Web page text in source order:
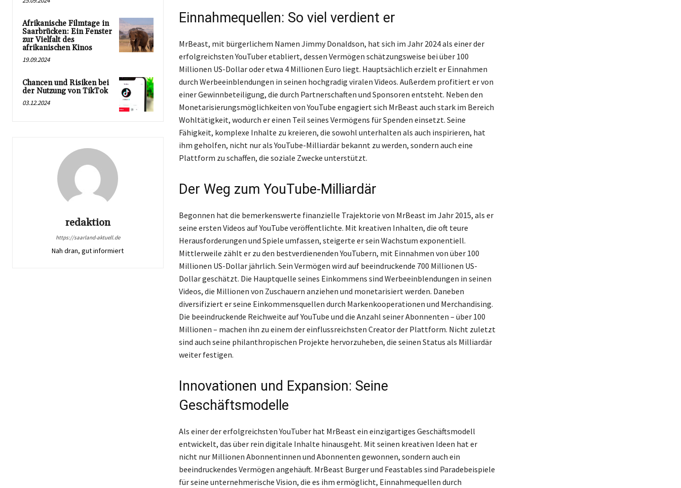
Afrikanische Filmtage in
Saarbrücken: Ein Fenster
zur Vielfalt des
afrikanischen Kinos
19.09.2024
Chancen und Risiken bei
der Nutzung von TikTok
03.12.2024
redaktion
https://saarland-aktuell.de
Nah dran, gut informiert
Einnahmequellen: So viel verdient er
MrBeast, mit bürgerlichem Namen Jimmy Donaldson, hat sich im Jahr 2024 als einer der
erfolgreichsten YouTuber etabliert, dessen Vermögen schätzungsweise bei über 100
Millionen US-Dollar oder etwa 4 Millionen Euro liegt. Hauptsächlich erzielt er Einnahmen
durch Werbeeinblendungen in seinen hochgradig viralen Videos. Außerdem profitiert er von
einer Gewinnbeteiligung, die durch Partnerschaften und Sponsoren entsteht. Neben den
Monetarisierungsmöglichkeiten von YouTube engagiert sich MrBeast auch stark im Bereich
Wohltätigkeit, wodurch er einen Teil seines Vermögens für Spenden einsetzt. Seine
Fähigkeit, komplexe Inhalte zu kreieren, die sowohl unterhalten als auch inspirieren, hat
ihm geholfen, nicht nur als YouTube-Milliardär bekannt zu werden, sondern auch eine
Plattform zu schaffen, die soziale Zwecke unterstützt.
Der Weg zum YouTube-Milliardär
Begonnen hat die bemerkenswerte finanzielle Trajektorie von MrBeast im Jahr 2015, als er
seine ersten Videos auf YouTube veröffentlichte. Mit kreativen Inhalten, die oft teure
Herausforderungen und Spiele umfassen, steigerte er sein Wachstum exponentiell.
Mittlerweile zählt er zu den bestverdienenden YouTubern, mit Einnahmen von über 100
Millionen US-Dollar jährlich. Sein Vermögen wird auf beeindruckende 700 Millionen US-
Dollar geschätzt. Die Hauptquelle seines Einkommens sind Werbeeinblendungen in seinen
Videos, die Millionen von Zuschauern anziehen und monetarisiert werden. Daneben
diversifiziert er seine Einkommensquellen durch Markenkooperationen und Merchandising.
Die beeindruckende Reichweite auf YouTube und die Anzahl seiner Abonnenten – über 100
Millionen – machen ihn zu einem der einflussreichsten Creator der Plattform. Nicht zuletzt
sind auch seine philanthropischen Projekte hervorzuheben, die seinen Status als Milliardär
weiter festigen.
Innovationen und Expansion: Seine
Geschäftsmodelle
Als einer der erfolgreichsten YouTuber hat MrBeast ein einzigartiges Geschäftsmodell
entwickelt, das über rein digitale Inhalte hinausgeht. Mit seinen kreativen Ideen hat er
nicht nur Millionen Abonnentinnen und Abonnenten gewonnen, sondern auch ein
beeindruckendes Vermögen angehäuft. MrBeast Burger und Feastables sind Paradebeispiele
für seine unternehmerische Vision, die es ihm ermöglicht, Einnahmequellen durch